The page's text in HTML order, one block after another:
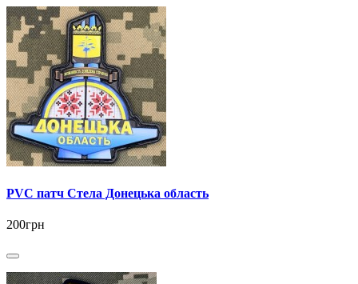
PVC патч Стела Донецька область
200грн